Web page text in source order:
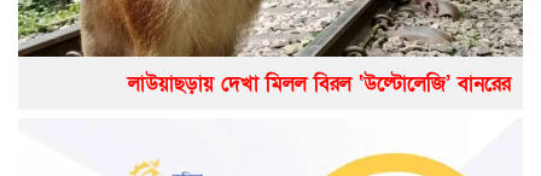
লাউয়াছড়ায় দেখা মিলল বিরল ‘উল্টোলেজি’ বানরের